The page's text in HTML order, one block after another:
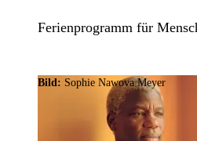
Ferienprogramm für
Bild: Sophie Nawova Meyer